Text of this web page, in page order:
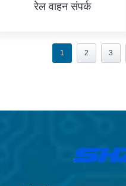
रेल वाहन संपर्क
1 2 3